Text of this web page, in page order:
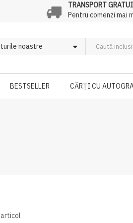
TRANSPORT
Pentru comenzi mai
BESTSELLER CĂRȚI CU
articol